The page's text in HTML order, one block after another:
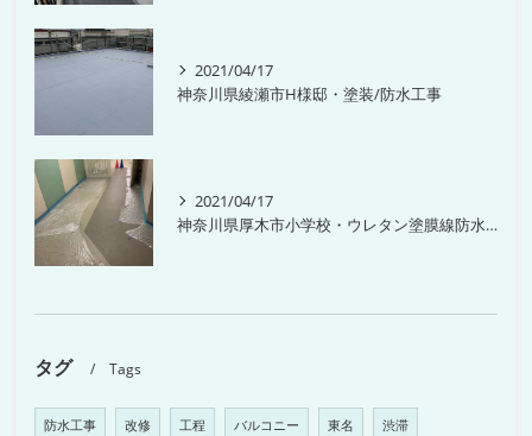
2021/04/17
神奈川県綾瀬市H様邸・塗装/防水工事
2021/04/17
神奈川県厚木市小学校・ウレタン塗膜線防水工事
タグ Tags
防水工事 改修 工程 バルコニー 東名 渋滞